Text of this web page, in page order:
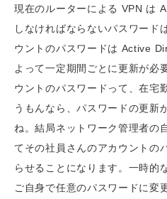
現在のルーターによる VPN は
しなければならないパスワード
ウントのパスワードは Active
よって一定期間ごとに更新が必
ウントのパスワードって、在宅
うもんなら、パスワードの更新
ね。結局ネットワーク管理者の
てその社員さんのアカウントの
らせることになります。一時的
ご自身で任意のパスワードに変